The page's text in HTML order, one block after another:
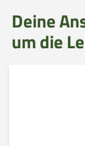
Deine
um die